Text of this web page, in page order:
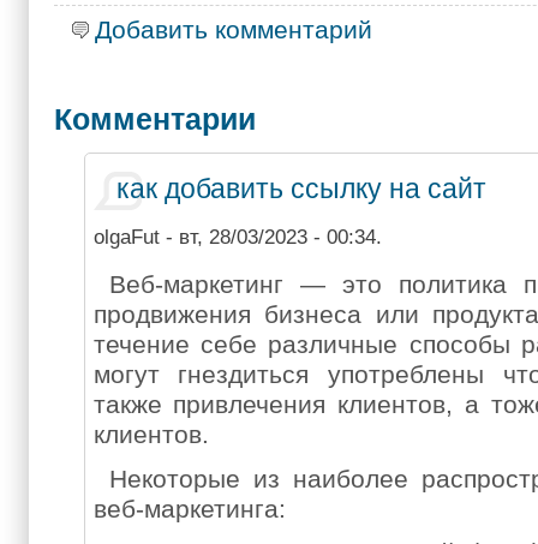
Добавить комментарий
Комментарии
как добавить ссылку на сайт
olgaFut- вт, 28/03/2023 - 00:34.
Веб-маркетинг — это политика
продвижения бизнеса или
течение себе различные способы
могут гнездиться употреблены
также привлечения клиентов, а
клиентов.
Некоторые из наиболее
веб-маркетинга: